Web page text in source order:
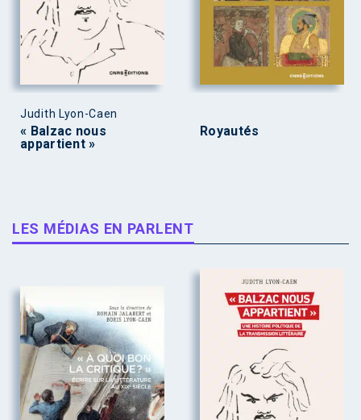
Judith Lyon-Caen
« Balzac nous
appartient »
Royautés
LES MÉDIAS EN PARLENT